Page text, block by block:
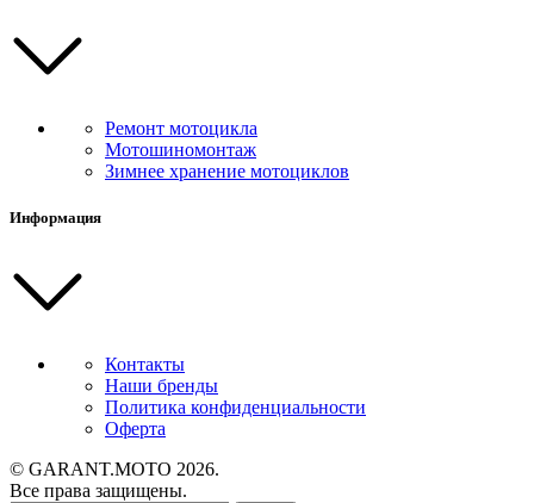
Ремонт мотоцикла
Мотошиномонтаж
Зимнее хранение мотоциклов
Информация
Контакты
Наши бренды
Политика конфиденциальности
Оферта
© GARANT.MOTO 2026.
Все права защищены.